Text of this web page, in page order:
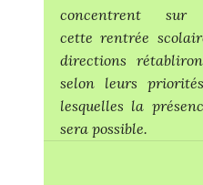
concentrent
cette rentrée
directions
selon leurs
lesquelles la
sera possible.